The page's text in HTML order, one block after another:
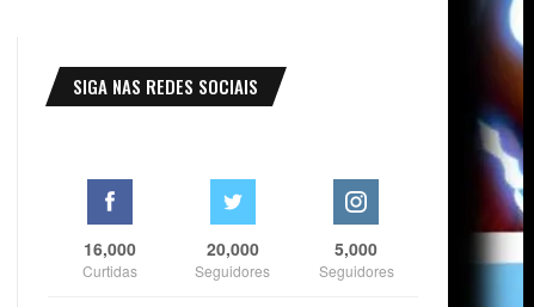
SIGA NAS REDES SOCIAIS
16,000
Curtidas
20,000
Seguidores
5,000
Seguidores